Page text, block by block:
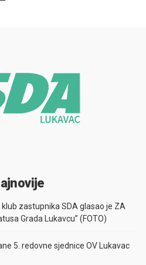
zastupnika SDA glasao je ZA
Grada Lukavcu” (FOTO)
5. redovne sjednice OV Lukavac